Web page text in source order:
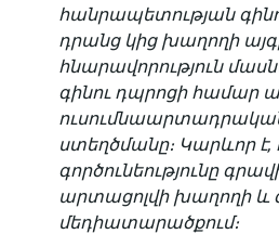
հանրապետության
դրանց կից խաղողի
հնարավորություն
գինու դպրոցի համար
ստեղծմանը։ Կարևոր է,
գործունեությունը
արտացոլվի խաղողի և
մեդիատարածքում։